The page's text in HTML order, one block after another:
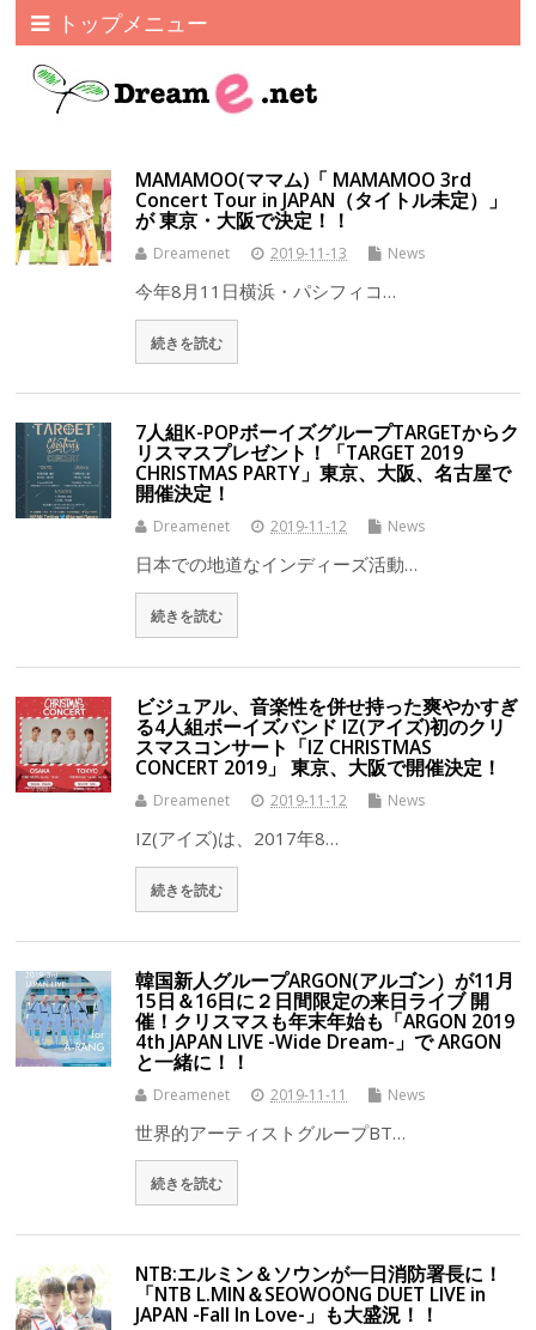
トップメニュー
MAMAMOO(ママム)「 MAMAMOO 3rd
Concert Tour in JAPAN（タイトル未定）」
が 東京・大阪で決定！！
Dreamenet 2019-11-13 News
今年8月11日横浜・パシフィコ…
続きを読む
7人組K-POPボーイズグループTARGETからク
リスマスプレゼント！「TARGET 2019
CHRISTMAS PARTY」東京、大阪、名古屋で
開催決定！
Dreamenet 2019-11-12 News
日本での地道なインディーズ活動…
続きを読む
ビジュアル、音楽性を併せ持った爽やかすぎ
る4人組ボーイズバンド IZ(アイズ)初のクリ
スマスコンサート「IZ CHRISTMAS
CONCERT 2019」 東京、大阪で開催決定！
Dreamenet 2019-11-12 News
IZ(アイズ)は、2017年8…
続きを読む
韓国新人グループARGON(アルゴン）が11月
15日＆16日に２日間限定の来日ライブ 開
催！クリスマスも年末年始も「ARGON 2019
4th JAPAN LIVE -Wide Dream-」で ARGON
と一緒に！！
Dreamenet 2019-11-11 News
世界的アーティストグループBT…
続きを読む
NTB:エルミン＆ソウンが一日消防署長に！
「NTB L.MIN＆SEOWOONG DUET LIVE in
JAPAN -Fall In Love-」も大盛況！！